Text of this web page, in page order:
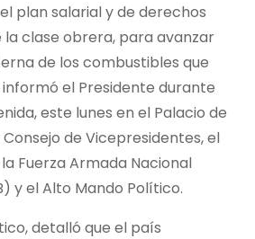
plan salarial y de derechos
clase obrera, para avanzar
de los combustibles que
informó el Presidente durante
este lunes en el Palacio de
de Vicepresidentes, el
Fuerza Armada Nacional
y el Alto Mando Político.
detalló que el país